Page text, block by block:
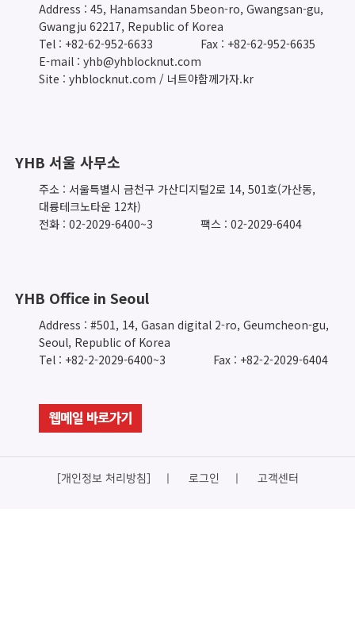
Address : 45, Hanamsandan 5beon-ro, Gwangsan-gu,
Gwangju 62217, Republic of Korea
Tel : +82-62-952-6633
Fax : +82-62-952-6635
E-mail : yhb@yhblocknut.com
Site : yhblocknut.com / 너트야함께가자.kr
YHB 서울 사무소
주소 : 서울특별시 금천구 가산디지털2로 14, 501호(가산동,
대륭테크노타운 12차)
전화 : 02-2029-6400~3
팩스 : 02-2029-6404
YHB Office in Seoul
Address : #501, 14, Gasan digital 2-ro, Geumcheon-gu,
Seoul, Republic of Korea
Tel : +82-2-2029-6400~3
Fax : +82-2-2029-6404
[개인정보 처리방침] 로그인 고객센터